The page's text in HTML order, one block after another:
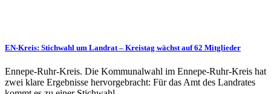
EN-Kreis: Stichwahl um Landrat – Kreistag wächst auf 62 Mitglieder
Ennepe-Ruhr-Kreis. Die Kommunalwahl im Ennepe-Ruhr-Kreis hat
zwei klare Ergebnisse hervorgebracht: Für das Amt des Landrates